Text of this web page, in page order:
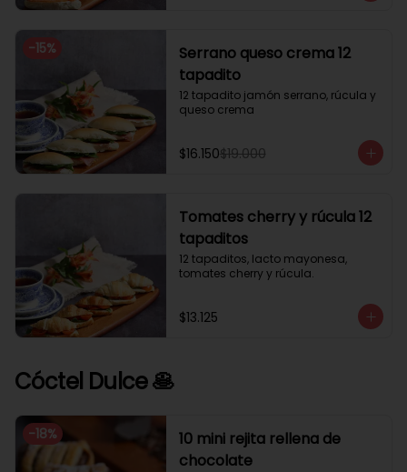
-15%
Serrano queso crema 12
tapadito
12 tapadito jamón serrano, rúcula y
queso crema
$16.150$19.000
Tomates cherry y rúcula 12
tapaditos
12 tapaditos, lacto mayonesa,
tomates cherry y rúcula.
$13.125
Cóctel Dulce 🥞
-18%
10 mini rejita rellena de
chocolate